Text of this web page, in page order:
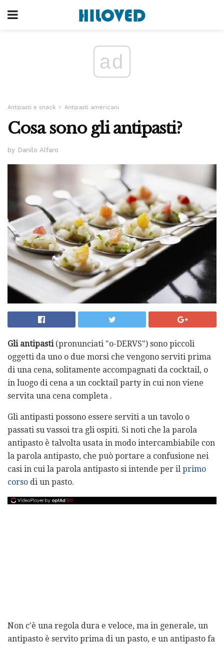
ad
Antipasti e snack Antipasti americani
Cosa sono gli antipasti?
by Danilo Alfaro
Gli antipasti(pronunciati "o-DERVS") sono piccoli
oggetti da uno o due morsi che vengono serviti prima
di una cena, solitamente accompagnati da cocktail, o
in luogo di cena a un cocktail party in cui non viene
servita una cena completa .
Gli antipasti possono essere serviti a un tavolo o
passati su vassoi tra gli ospiti. Si noti che la parola
antipasto è talvolta usata in modo intercambiabile con
la parola antipasto, che può portare a confusione nei
casi in cui la parola antipasto si intende per il primo
corso di un pasto.
Non c'è una regola dura e veloce, ma in generale, un
antipasto è servito prima di un pasto, e un antipasto fa